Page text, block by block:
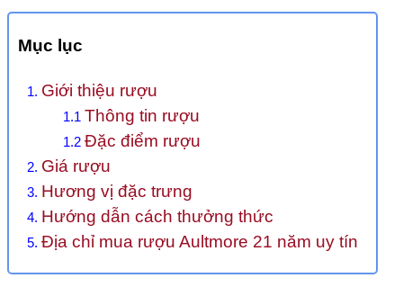
Mục lục
Giới thiệu rượu
Thông tin rượu
Đặc điểm rượu
Giá rượu
Hương vị đặc trưng
Hướng dẫn cách thưởng thức
Địa chỉ mua rượu Aultmore 21 năm uy tín